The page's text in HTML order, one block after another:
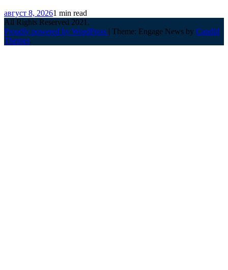
август 8, 20261 min read
All Rights Reserved 2021.
Proudly powered by WordPress | Theme: Engage News by Candid
Themes.